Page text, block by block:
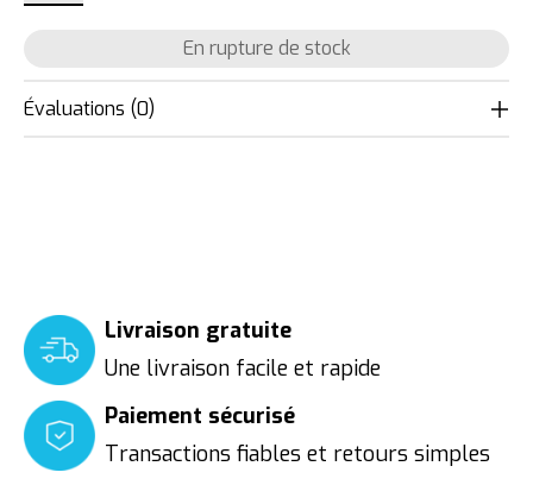
En rupture de stock
Évaluations (0)
Livraison gratuite
Une livraison facile et rapide
Paiement sécurisé
Transactions fiables et retours simples